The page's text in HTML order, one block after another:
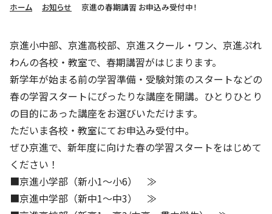
会社概要／組織図
Company’s Profile
沿革
社歌
本社所在地
京進グループが目指す姿
子会社および関係会社
学びの成果
語学学習
ライフキャリア
育児・暮らし
京進グループの事業所
サステナビリティ
お客さま満足度向上の取り組み
労働環境向上の取り組み
CSRレポート
社会貢献活動
ミャンマーへの支援活動
オリジナルバッグプロジェクト
清華・京進発展フォーラム
株主・投資家向け情報
株主・投資家向け情報
株主・株式関連情報
株主・投資家の皆さまへ
ビジョン／経営方針
連結業績・財務
IRライブラリー
IRカレンダー
採用情報
採用情報
京進リクルートInstagram
新卒採用情報
新卒採用デジタルパンフレット
中途採用
講師（アルバイト）募集
お問い合わせ
利用規約
個人情報保護方針
特別警報発令時の授業について
Copyright © KYOSHIN Co., Ltd. All rights reserved.
ホーム お知らせ 京進の春期講習 お申込み受付中！
京進小中部、京進高校部、京進スクール・ワン、京進ぷれ
わんの各校・教室で、春期講習がはじまります。
新学年が始まる前の学習準備・受験対策のスタートなどの
春の学習スタートにぴったりな講座を開講。ひとりひとり
の目的にあった講座をお選びいただけます。
ただいま各校・教室にてお申込み受付中。
ぜひ京進で、新年度に向けた春の学習スタートをはじめて
ください！
■京進小学部（新小1〜小6） ≫
■京進中学部（新中1〜中3） ≫